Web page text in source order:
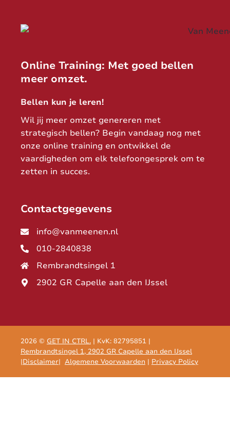
Online Training: Met goed bellen
meer omzet.
Bellen kun je leren!
Wil jij meer omzet genereren met
strategisch bellen? Begin vandaag nog met
onze online training en ontwikkel de
vaardigheden om elk telefoongesprek om te
zetten in succes.
Contactgegevens
info@vanmeenen.nl
010-2840838
Rembrandtsingel 1
2902 GR Capelle aan den IJssel
2026 © GET IN CTRL. | KvK: 82795851 |
Rembrandtsingel 1, 2902 GR Capelle aan den IJssel
|Disclaimer| Algemene Voorwaarden | Privacy Policy